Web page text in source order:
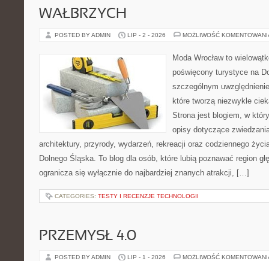
WAŁBRZYCH
POSTED BY ADMIN LIP - 2 - 2026 MOŻLIWOŚĆ
Moda Wrocław to
poświęcony turystyce na
szczególnym
które tworzą niezwykle
Strona jest blogiem, w
opisy dotyczące
architektury, przyrody, wydarzeń, rekreacji oraz codziennego
Dolnego Śląska. To blog dla osób, które lubią poznawać region
ogranicza się wyłącznie do najbardziej znanych atrakcji, […]
CATEGORIES: TESTY I RECENZJE TECHNOLOGII
PRZEMYSŁ 4.0
POSTED BY ADMIN LIP - 1 - 2026 MOŻLIWOŚĆ